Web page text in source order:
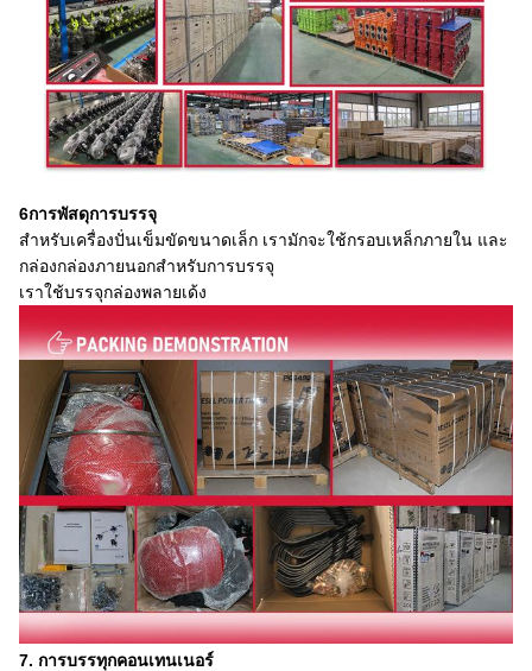
6การพัสดุการบรรจุ
สําหรับเครื่องปั่นเข็มขัดขนาดเล็ก เรามักจะใช้กรอบเหล็กภายใน และ
กล่องกล่องภายนอกสําหรับการบรรจุ
เราใช้บรรจุกล่องพลายเด้ง
7. การบรรทุกคอนเทนเนอร์